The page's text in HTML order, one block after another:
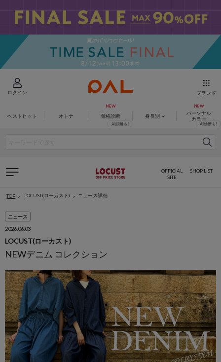
ログイン ブランド
ベストヒット オトナ 骨格診断 身長別
パーソナル
カラー
OFFICIAL
SITE
SHOP LIST
TOP LOCUST(ローカスト) ニュース詳細
ニュース
2026.06.03
LOCUST(ローカスト)
NEWデニム コレクション